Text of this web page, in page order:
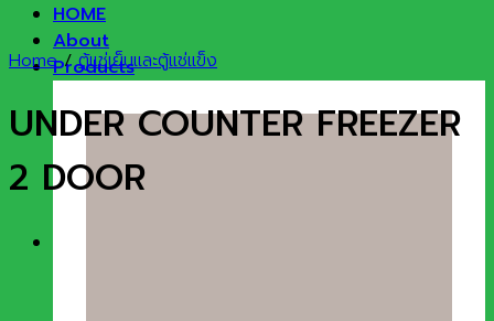
HOME
About
Products
Home / ตู้แช่เย็นและตู้แช่แข็ง
UNDER COUNTER FREEZER
2 DOOR